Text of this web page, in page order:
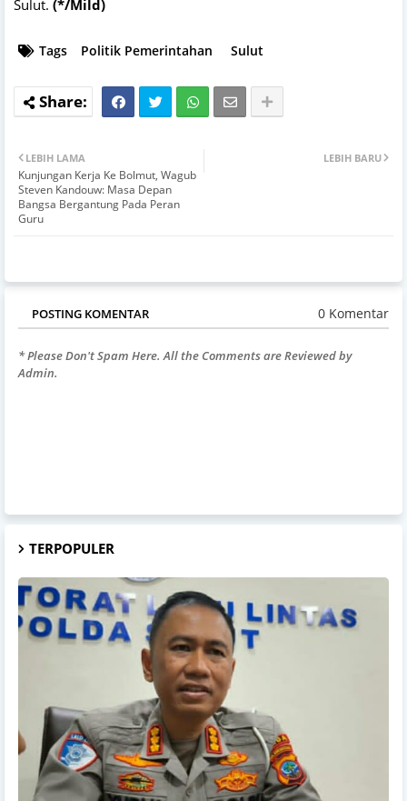
Sulut. (*/Mild)
Tags Politik Pemerintahan Sulut
LEBIH BARU
LEBIH LAMA
Kunjungan Kerja Ke Bolmut, Wagub
Steven Kandouw: Masa Depan
Bangsa Bergantung Pada Peran
Guru
POSTING KOMENTAR 0 Komentar
* Please Don't Spam Here. All the Comments are Reviewed by
Admin.
TERPOPULER